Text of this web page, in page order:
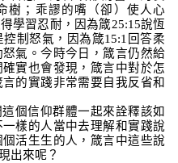
樹；乖謬的嘴 （卻） 使人心
學習忍耐，因為箴25:15說恆
制怒氣，因為箴15:1 回答柔
怒氣。今時今日，箴言仍然給
實也會發現，箴言中對於怎
的實踐非常需要自我反省和
個信仰群體一起來詮釋該如
樣的人當中去理解和實踐說
活生生的人，箴言中這些說
出來呢？